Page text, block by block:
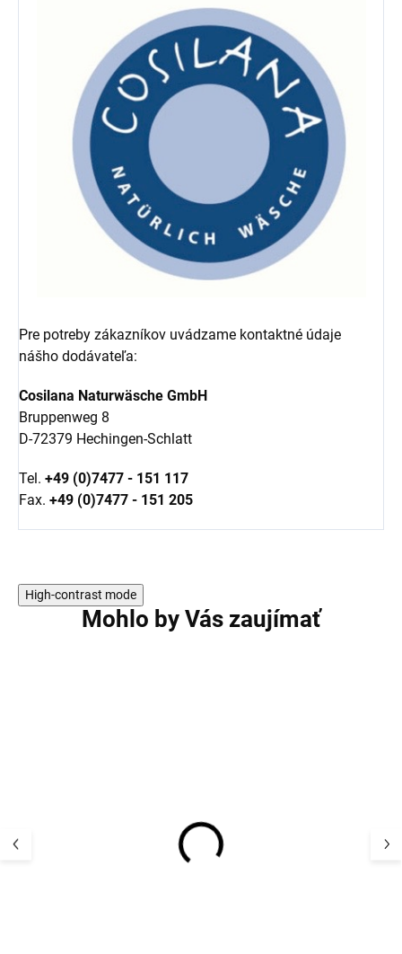
Pre potreby zákazníkov uvádzame kontaktné údaje
nášho dodávateľa:
Cosilana Naturwäsche GmbH
Bruppenweg 8
D-72379 Hechingen-Schlatt
Tel. +49 (0)7477 - 151 117
Fax. +49 (0)7477 - 151 205
High-contrast mode
Mohlo by Vás zaujímať